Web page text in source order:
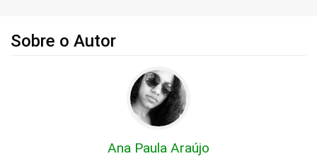
Sobre o Autor
Ana Paula Araújo